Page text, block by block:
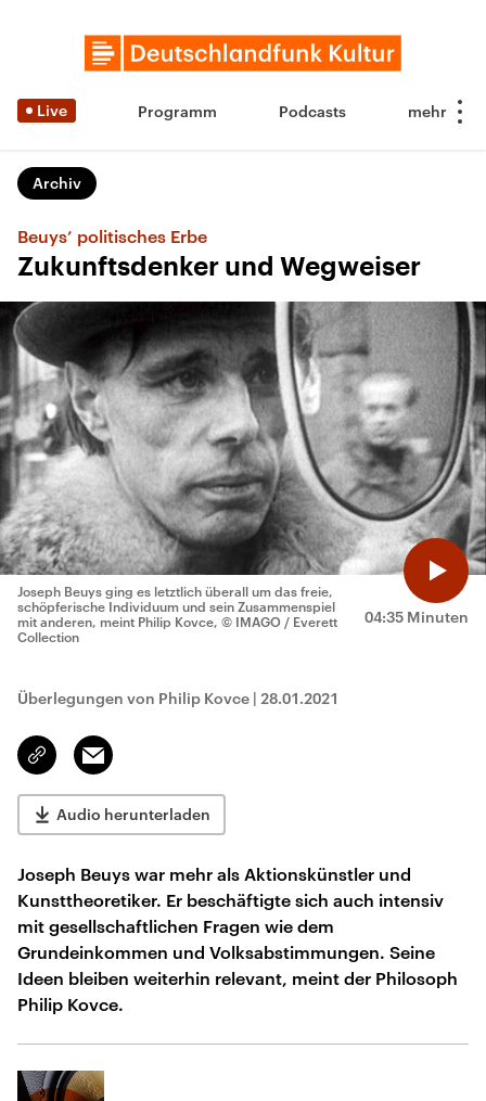
Live Programm Podcasts
Archiv
Beuys’ politisches Erbe
Zukunftsdenker und Wegweiser
04:35 Minuten
Joseph Beuys ging es letztlich überall um das freie,
schöpferische Individuum und sein Zusammenspiel
mit anderen, meint Philip Kovce, © IMAGO / Everett
Collection
Überlegungen von Philip Kovce | 28.01.2021
Link
kopieren/teilen
Email
Audio herunterladen
Joseph Beuys war mehr als Aktionskünstler und
Kunsttheoretiker. Er beschäftigte sich auch intensiv
mit gesellschaftlichen Fragen wie dem
Grundeinkommen und Volksabstimmungen. Seine
Ideen bleiben weiterhin relevant, meint der Philosoph
Philip Kovce.